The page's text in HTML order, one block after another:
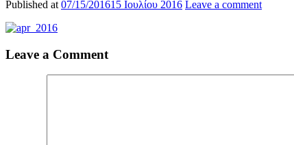
Published at 07/15/201615 Ιουλίου 2016 Leave a comment
Leave a Comment